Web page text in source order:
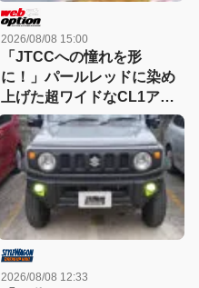
2026/08/08 15:00
「JTCCへの憧れを形
に！」パールレッドに染め
上げた超ワイドなCL1アコ
ードユーロRの美学
2026/08/08 12:33